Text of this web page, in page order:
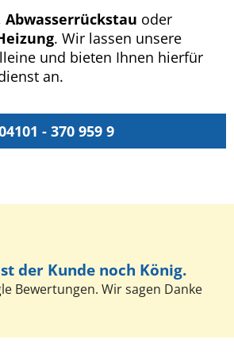
Abwasserrückstau oder
. Wir lassen unsere
und bieten Ihnen hierfür
an.
- 370 959 9
der Kunde noch König.
Bewertungen. Wir sagen Danke